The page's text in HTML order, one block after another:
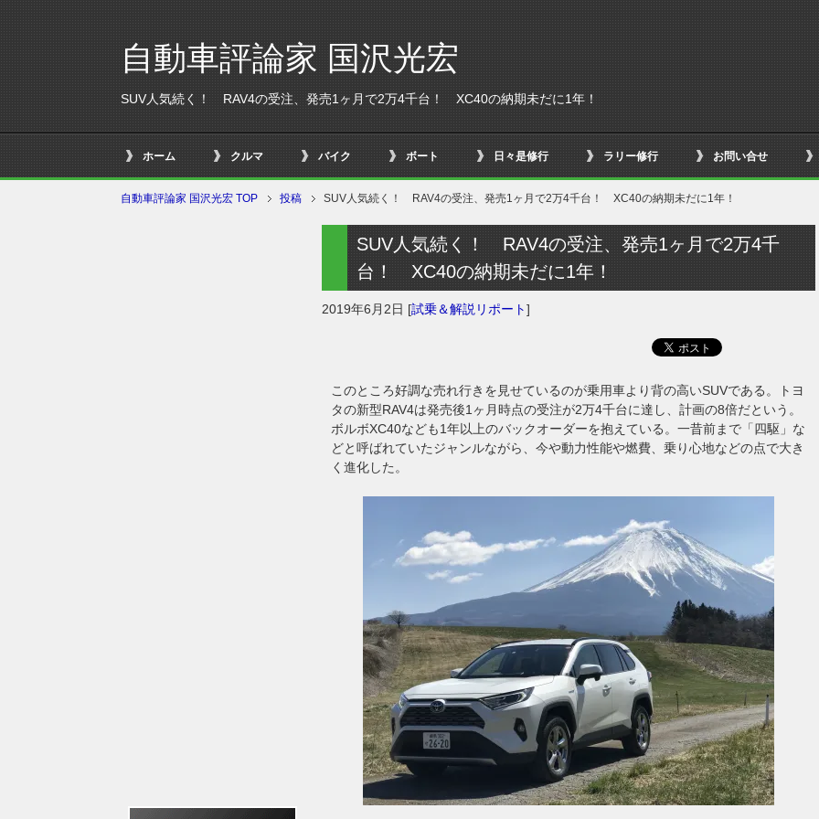
自動車評論家 国沢光宏
SUV人気続く！ RAV4の受注、発売1ヶ月で2万4千台！ XC40の納期未だに1年！
ホーム クルマ バイク ボート 日々是修行 ラリー修行 お問い合せ
自動車評論家 国沢光宏 TOP 投稿 SUV人気続く！ RAV4の受注、発売1ヶ月で2万4千台！ XC40の納期未だに1年！
SUV人気続く！ RAV4の受注、発売1ヶ月で2万4千
台！ XC40の納期未だに1年！
2019年6月2日 [試乗＆解説リポート]
このところ好調な売れ行きを見せているのが乗用車より背の高いSUVである。トヨ
タの新型RAV4は発売後1ヶ月時点の受注が2万4千台に達し、計画の8倍だという。
ボルボXC40なども1年以上のバックオーダーを抱えている。一昔前まで「四駆」な
どと呼ばれていたジャンルながら、今や動力性能や燃費、乗り心地などの点で大き
く進化した。